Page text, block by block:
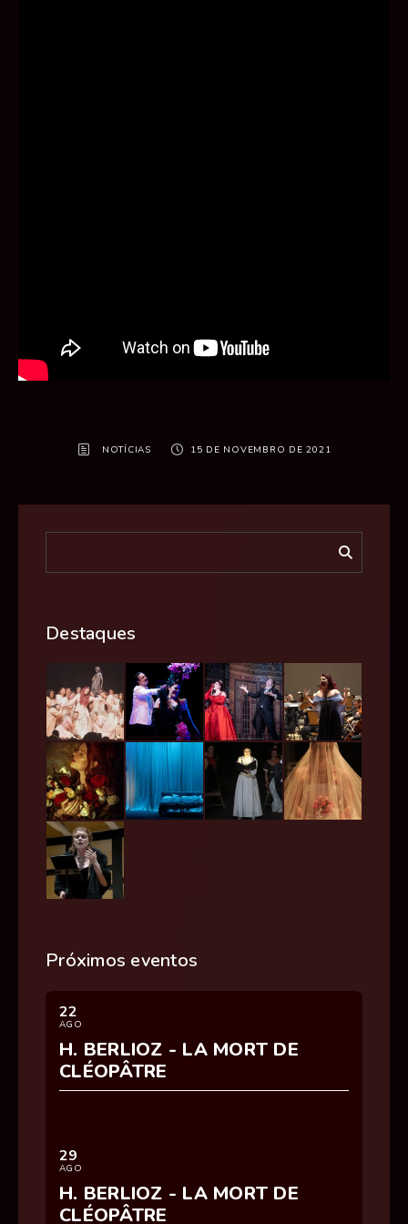
NOTÍCIAS 15 DE NOVEMBRO DE 2021
Destaques
Próximos eventos
22
AGO
H. BERLIOZ - LA MORT DE
CLÉOPÂTRE
29
AGO
H. BERLIOZ - LA MORT DE
CLÉOPÂTRE